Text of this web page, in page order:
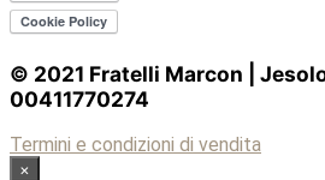
© 2021 Fratelli Marcon |
00411770274
Termini e condizioni di vendita
×